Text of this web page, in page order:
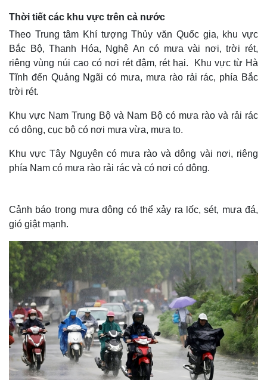
Thời tiết các khu vực trên cả nước
Theo Trung tâm Khí tượng Thủy văn Quốc gia, khu vực
Bắc Bộ, Thanh Hóa, Nghệ An có mưa vài nơi, trời rét,
riêng vùng núi cao có nơi rét đậm, rét hại. Khu vực từ Hà
Tĩnh đến Quảng Ngãi có mưa, mưa rào rải rác, phía Bắc
trời rét.
Khu vực Nam Trung Bộ và Nam Bộ có mưa rào và rải rác
có dông, cục bộ có nơi mưa vừa, mưa to.
Khu vực Tây Nguyên có mưa rào và dông vài nơi, riêng
phía Nam có mưa rào rải rác và có nơi có dông.
Cảnh báo trong mưa dông có thể xảy ra lốc, sét, mưa đá,
gió giật mạnh.